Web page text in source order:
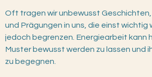
Oft tragen wir unbewusst
und Prägungen in uns, die einst wichtig
jedoch begrenzen. Energiearbeit kann
Muster bewusst werden zu lassen und
zu begegnen.